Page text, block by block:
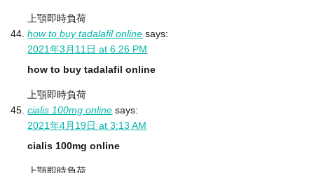
上顎即時負荷
how to buy tadalafil online says:
2021年3月11日 at 6:26 PM
how to buy tadalafil online
上顎即時負荷
cialis 100mg online says:
2021年4月19日 at 3:13 AM
cialis 100mg online